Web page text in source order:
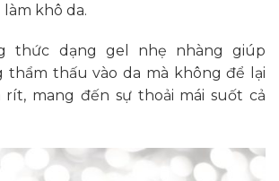
khô da.
thức dạng gel nhẹ nhàng giúp
thẩm thấu vào da mà không để lại
rít, mang đến sự thoải mái suốt cả